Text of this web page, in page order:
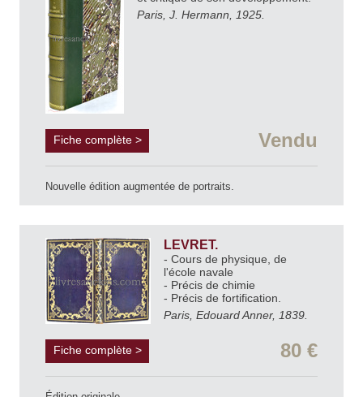
Paris, J. Hermann, 1925.
Fiche complète > Vendu
Nouvelle édition augmentée de portraits.
LEVRET.
- Cours de physique, de
l'école navale
- Précis de chimie
- Précis de fortification.
Paris, Edouard Anner, 1839.
Fiche complète > 80 €